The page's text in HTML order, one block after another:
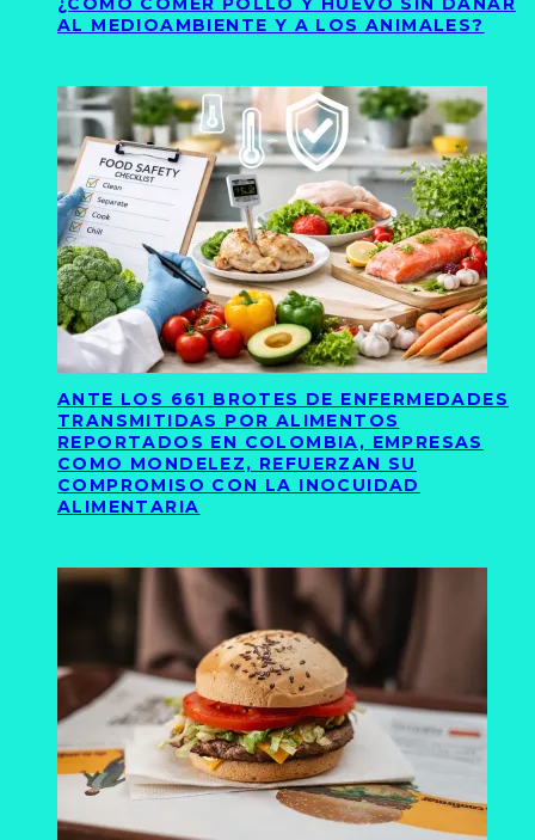
AL MEDIOAMBIENTE Y A LOS ANIMALES?
ANTE LOS 661 BROTES DE ENFERMEDADES
TRANSMITIDAS POR ALIMENTOS
REPORTADOS EN COLOMBIA, EMPRESAS
COMO MONDELEZ, REFUERZAN SU
COMPROMISO CON LA INOCUIDAD
ALIMENTARIA